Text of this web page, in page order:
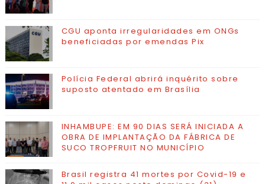
CGU aponta irregularidades em ONGs
beneficiadas por emendas Pix
Polícia Federal abrirá inquérito sobre
suposto atentado em Brasília
INHAMBUPE: EM 90 DIAS SERÁ INICIADA A
OBRA DE IMPLANTAÇÃO DA FÁBRICA DE
SUCO TROPFRUIT NO MUNICÍPIO
Brasil registra 41 mortes por Covid-19 e